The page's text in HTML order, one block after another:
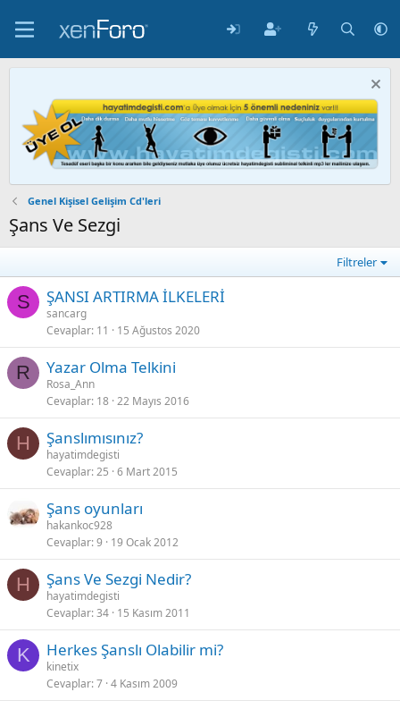
Genel Kişisel Gelişim Cd'leri
Şans Ve Sezgi
Filtreler
S ŞANSI ARTIRMA İLKELERİ
sancarg
Cevaplar 11 15 Ağustos 2020
R Yazar Olma Telkini
Rosa_Ann
Cevaplar 18 22 Mayıs 2016
H Şanslımısınız?
hayatimdegisti
Cevaplar 25 6 Mart 2015
Şans oyunları
hakankoc928
Cevaplar 9 19 Ocak 2012
H Şans Ve Sezgi Nedir?
hayatimdegisti
Cevaplar 34 15 Kasım 2011
K Herkes Şanslı Olabilir mi?
kinetix
Cevaplar 7 4 Kasım 2009